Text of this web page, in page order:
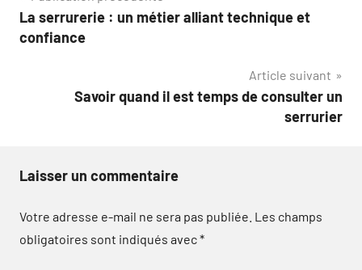
de
La serrurerie : un métier alliant technique et
confiance
Article suivant
Savoir quand il est temps de consulter un
serrurier
Laisser un commentaire
Votre adresse e-mail ne sera pas publiée. Les champs
obligatoires sont indiqués avec*